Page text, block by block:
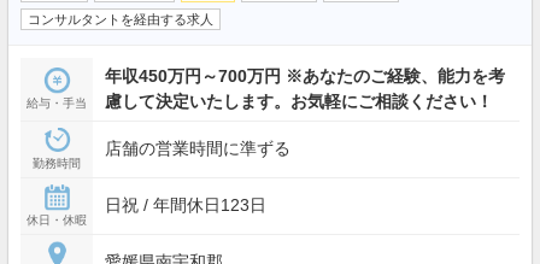
コンサルタントを経由する求人
給与・手当
年収450万円～700万円 ※あなたのご経験、能力を考
慮して決定いたします。お気軽にご相談ください！
勤務時間
店舗の営業時間に準ずる
休日・休暇
日祝 / 年間休日123日